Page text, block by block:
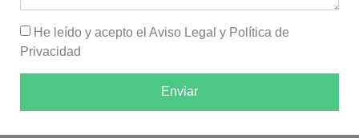
He leído y acepto el Aviso Legal y Política de
Privacidad
Enviar